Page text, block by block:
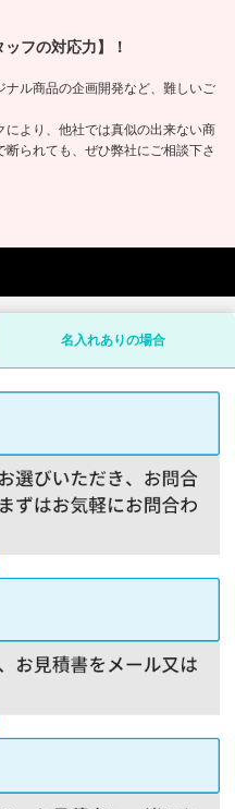
フの対応力】！
ル商品の企画開発など、難しいご
より、他社では真似の出来ない商
られても、ぜひ弊社にご相談下さ
名入れありの場合